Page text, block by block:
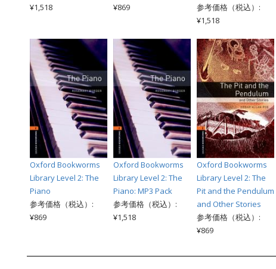
¥1,518
¥869
参考価格（税込）:
¥1,518
Oxford Bookworms
Library Level 2: The
Piano
参考価格（税込）:
¥869
Oxford Bookworms
Library Level 2: The
Piano: MP3 Pack
参考価格（税込）:
¥1,518
Oxford Bookworms
Library Level 2: The
Pit and the Pendulum
and Other Stories
参考価格（税込）:
¥869